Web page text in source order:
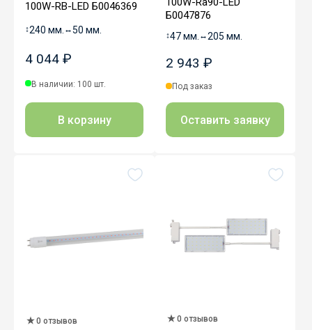
100W-RB-LED Б0046369
↕240 мм. ↔50 мм.
4 044 ₽
В наличии: 100 шт.
В корзину
Б0047876
↕47 мм. ↔205 мм.
2 943 ₽
Под заказ
Оставить заявку
0 отзывов 0 отзывов